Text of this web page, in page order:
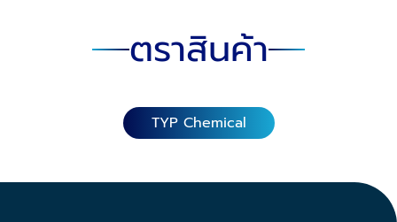
ตราสินค้า
TYP Chemical